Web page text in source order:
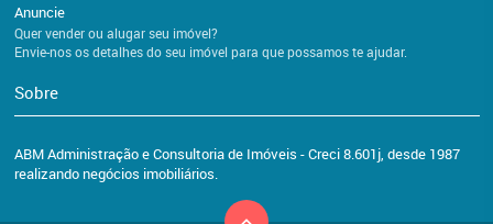
Anuncie
Quer vender ou alugar seu imóvel?
Envie-nos os detalhes do seu imóvel para que possamos te ajudar.
Sobre
ABM Administração e Consultoria de Imóveis - Creci 8.601j, desde 1987
realizando negócios imobiliários.